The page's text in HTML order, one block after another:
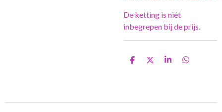
De ketting is niét
inbegrepen bij de prijs.
D
D
S
D